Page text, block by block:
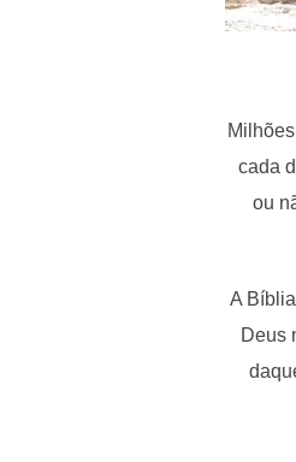
cada
ou
A
Deus